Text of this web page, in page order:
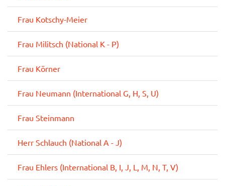
Frau Kotschy-Meier
Frau Militsch (National K - P)
Frau Körner
Frau Neumann (International G, H, S, U)
Frau Steinmann
Herr Schlauch (National A - J)
Frau Ehlers (International B, I, J, L, M, N, T, V)